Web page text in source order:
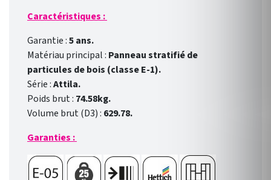
Caractéristiques :
Garantie :5 ans.
Matériau principal : Panneau stratifié de
particules de bois (classe E-1).
Série :Attila.
Poids brut : 74.58kg.
Volume brut (D3) : 629.78.
Garanties :